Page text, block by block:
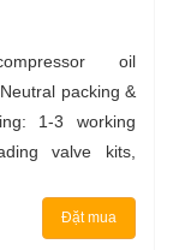
oil
packing &
1-3 working
valve kits,
Đặt mua